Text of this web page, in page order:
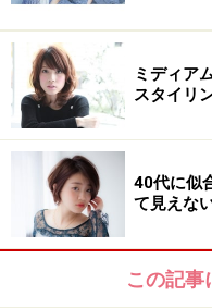
髪 質：柔らかい～普通
顔 型：三角・卵型・
髪のクセ：なし～少し
おすすめ4：ハン
ンロング
ミディア
スタイリ
40代に似
て見えな
この記事